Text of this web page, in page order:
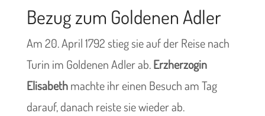
Bezug zum Goldenen Adler
Am 20. April 1792 stieg sie auf der Reise nach
Turin im Goldenen Adler ab.Erzherzogin
Elisabethmachte ihr einen Besuch am Tag
darauf, danach reiste sie wieder ab.